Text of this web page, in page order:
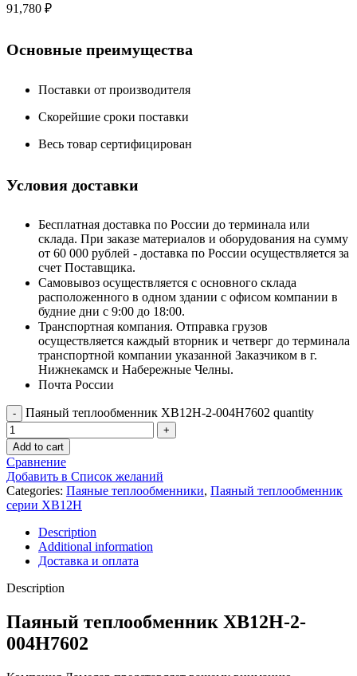
91,780 ₽
Основные преимущества
Поставки от производителя
Скорейшие сроки поставки
Весь товар сертифицирован
Условия доставки
Бесплатная доставка по России до терминала или
склада. При заказе материалов и оборудования на сумму
от 60 000 рублей - доставка по России осуществляется за
счет Поставщика.
Самовывоз осуществляется с основного склада
расположенного в одном здании с офисом компании в
будние дни с 9:00 до 18:00.
Транспортная компания. Отправка грузов
осуществляется каждый вторник и четверг до терминала
транспортной компании указанной Заказчиком в г.
Нижнекамск и Набережные Челны.
Почта России
Паяный теплообменник XB12H-2-004H7602 quantity
Add to cart
Сравнение
Добавить в Список желаний
Categories: Паяные теплообменники, Паяный теплообменник
серии XB12H
Description
Additional information
Доставка и оплата
Description
Паяный теплообменник XB12H-2-
004H7602